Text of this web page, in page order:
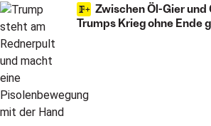
Zwischen Öl-Gier und
Trumps Krieg ohne Ende